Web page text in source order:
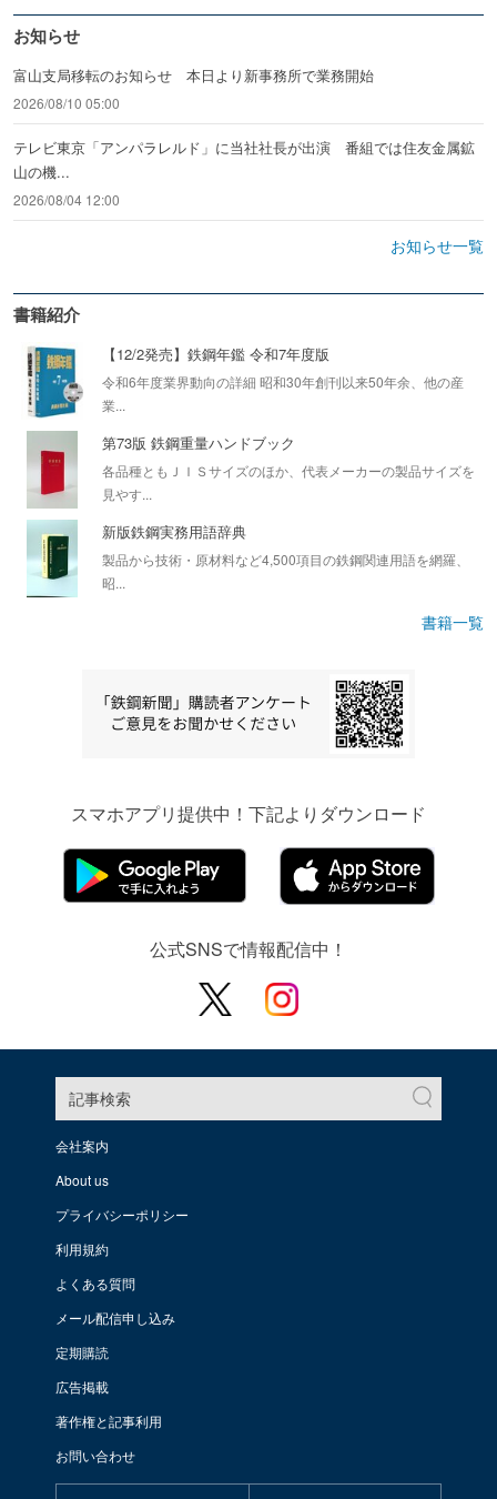
お知らせ
富山支局移転のお知らせ 本日より新事務所で業務開始
2026/08/10 05:00
テレビ東京「アンパラレルド」に当社社長が出演 番組では住友金属鉱
山の機...
2026/08/04 12:00
お知らせ一覧
書籍紹介
【12/2発売】鉄鋼年鑑 令和7年度版
令和6年度業界動向の詳細 昭和30年創刊以来50年余、他の産
業...
第73版 鉄鋼重量ハンドブック
各品種ともＪＩＳサイズのほか、代表メーカーの製品サイズを
見やす...
新版鉄鋼実務用語辞典
製品から技術・原材料など4,500項目の鉄鋼関連用語を網羅、
昭...
書籍一覧
スマホアプリ提供中！下記よりダウンロード
公式SNSで情報配信中！
記事検索
会社案内
About us
プライバシーポリシー
利用規約
よくある質問
メール配信申し込み
定期購読
広告掲載
著作権と記事利用
お問い合わせ